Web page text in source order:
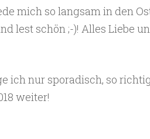
mich so langsam in den
lest schön ;-)! Alles Liebe
ich nur sporadisch, so
weiter!